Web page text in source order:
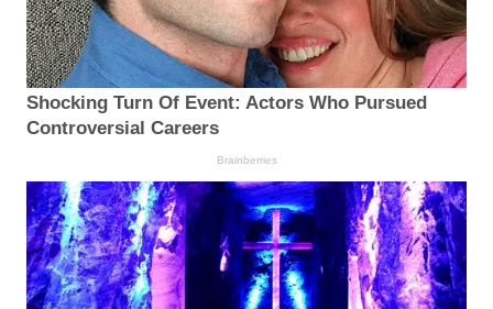
Shocking Turn Of Event: Actors Who Pursued
Controversial Careers
Brainberries